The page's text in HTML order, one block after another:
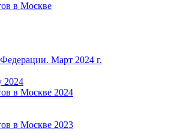
в Москве
Март 2024 г.
2024
в Москве 2024
в Москве 2023